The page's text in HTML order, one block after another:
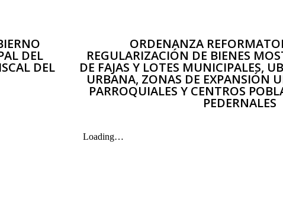
DEL
DEL
ORDENANZA
REGULARIZACIÓN DE BIENES
DE FAJAS Y LOTES MUNICIPALES,
URBANA, ZONAS DE EXPANSIÓN
PARROQUIALES Y CENTROS
PEDERNALES